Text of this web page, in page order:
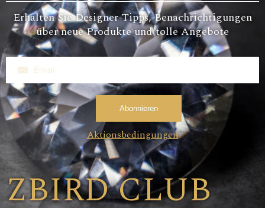
Erhalten Sie Designer-Tipps, Benachrichtigungen
über neue Produkte und tolle Angebote
Abonnieren
Aktionsbedingungen
ZBIRD CLUB